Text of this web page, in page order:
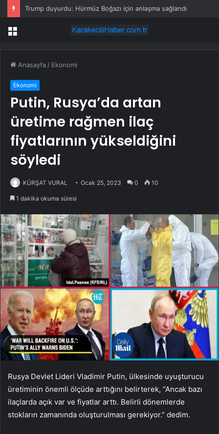
Trump duyurdu: Hürmüz Boğazı için anlaşma sağlandı
Menü
Anasayfa / Ekonomi
Ekonomi
Putin, Rusya’da artan
üretime rağmen ilaç
fiyatlarının yükseldiğini
söyledi
KÜRŞAT VURAL Ocak 25, 2023 0 10
1 dakika okuma süresi
Rusya Devlet Lideri Vladimir Putin, ülkesinde uyuşturucu
üretiminin önemli ölçüde arttığını belirterek, “Ancak bazı
ilaçlarda açık var ve fiyatlar arttı. Belirli dönemlerde
stokların zamanında oluşturulması gerekiyor.” dedim.